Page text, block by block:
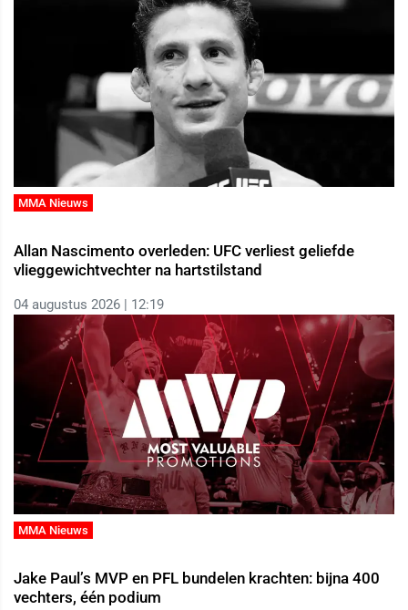
MMA Nieuws
Allan Nascimento overleden: UFC verliest geliefde
vlieggewichtvechter na hartstilstand
04 augustus 2026 | 12:19
MMA Nieuws
Jake Paul’s MVP en PFL bundelen krachten: bijna 400
vechters, één podium